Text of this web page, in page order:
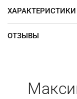
ХАРАКТЕРИСТИКИ
ОТЗЫВЫ